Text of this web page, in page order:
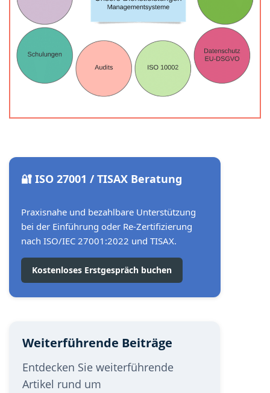
🔐 ISO 27001 / TISAX Beratung
Praxisnahe und bezahlbare Unterstützung
bei der Einführung oder Re-Zertifizierung
nach ISO/IEC 27001:2022 und TISAX.
Kostenloses Erstgespräch buchen
Weiterführende Beiträge
Entdecken Sie weiterführende
Artikel rund um